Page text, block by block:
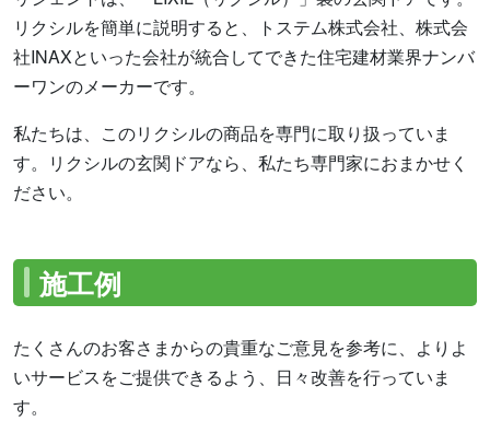
リクシルを簡単に説明すると、トステム株式会社、株式会
社INAXといった会社が統合してできた住宅建材業界ナンバ
ーワンのメーカーです。
私たちは、このリクシルの商品を専門に取り扱っていま
す。リクシルの玄関ドアなら、私たち専門家におまかせく
ださい。
施工例
たくさんのお客さまからの貴重なご意見を参考に、よりよ
いサービスをご提供できるよう、日々改善を行っていま
す。